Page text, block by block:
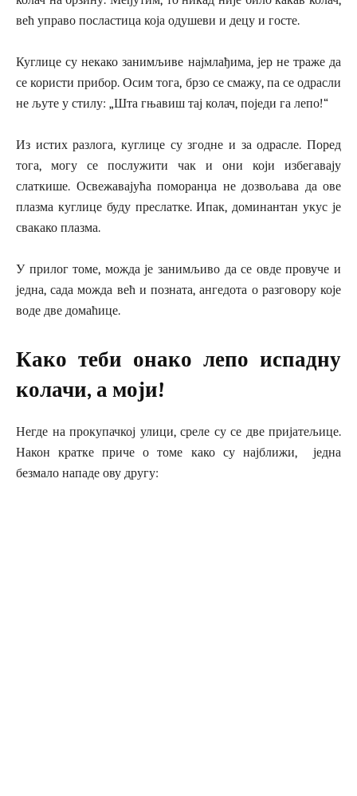
већ управо посластица која одушеви и децу и госте.
Куглице су некако занимљиве најмлађима, јер не траже да
се користи прибор. Осим тога, брзо се смажу, па се одрасли
не љуте у стилу: „Шта гњавиш тај колач, поједи га лепо!“
Из истих разлога, куглице су згодне и за одрасле. Поред
тога, могу се послужити чак и они који избегавају
слаткише. Освежавајућа поморанџа не дозвољава да ове
плазма куглице буду преслатке. Ипак, доминантан укус је
свакако плазма.
У прилог томе, можда је занимљиво да се овде провуче и
једна, сада можда већ и позната, ангедота о разговору које
воде две домаћице.
Како теби онако лепо испадну
колачи, а моји!
Негде на прокупачкој улици, среле су се две пријатељице.
Након кратке приче о томе како су најближи, једна
безмало нападе ову другу: